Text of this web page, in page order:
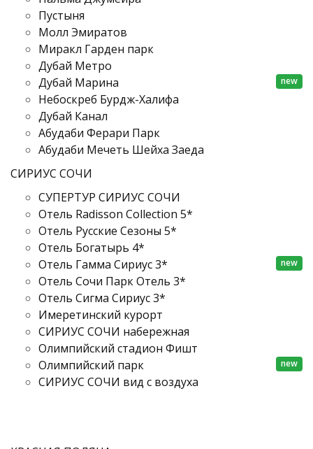
Пустыня
Молл Эмиратов
Миракл Гарден парк
Дубай Метро
new
Дубай Марина
Небоскреб Бурдж-Халифа
Дубай Канал
Абудаби Ферари Парк
Абудаби Мечеть Шейха Заеда
СИРИУС СОЧИ
СУПЕРТУР СИРИУС СОЧИ
Отель Radisson Collection 5*
Отель Русские Сезоны 5*
Отель Богатырь 4*
new
Отель Гамма Сириус 3*
Отель Сочи Парк Отель 3*
Отель Сигма Сириус 3*
Имеретинский курорт
СИРИУС СОЧИ набережная
Олимпийский стадион Фишт
new
Олимпийский парк
СИРИУС СОЧИ вид с воздуха